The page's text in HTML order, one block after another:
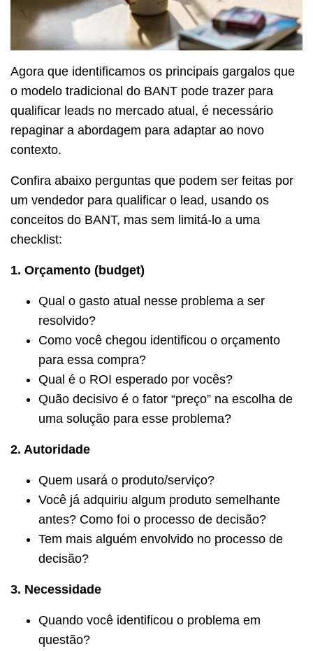
Agora que identificamos os principais gargalos que
o modelo tradicional do BANT pode trazer para
qualificar leads no mercado atual, é necessário
repaginar a abordagem para adaptar ao novo
contexto.
Confira abaixo perguntas que podem ser feitas por
um vendedor para qualificar o lead, usando os
conceitos do BANT, mas sem limitá-lo a uma
checklist:
1. Orçamento (budget)
Qual o gasto atual nesse problema a ser
resolvido?
Como você chegou identificou o orçamento
para essa compra?
Qual é o ROI esperado por vocês?
Quão decisivo é o fator “preço” na escolha de
uma solução para esse problema?
2. Autoridade
Quem usará o produto/serviço?
Você já adquiriu algum produto semelhante
antes? Como foi o processo de decisão?
Tem mais alguém envolvido no processo de
decisão?
3. Necessidade
Quando você identificou o problema em
questão?